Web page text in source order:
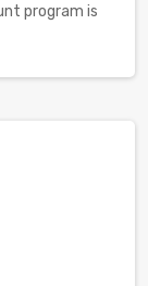
program is